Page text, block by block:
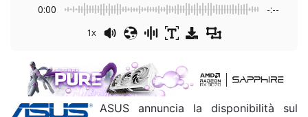
0:00 -:--
1x
ASUS annuncia la disponibilità sul